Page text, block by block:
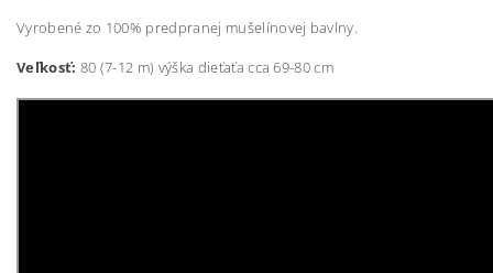
Vyrobené zo 100% predpranej mušelínovej bavlny.
Veľkosť: 80 (7-12 m) výška dieťaťa cca 69-80 cm